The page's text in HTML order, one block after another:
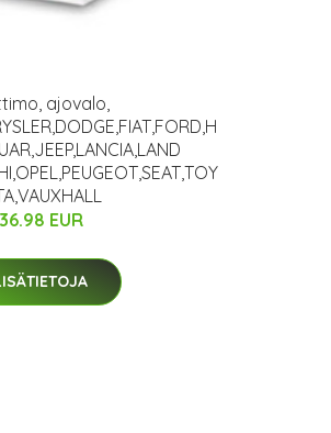
ajovalo,
36.98 EUR